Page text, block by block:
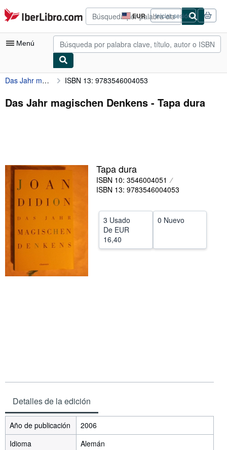
Pasar al contenido principal
IberLibro.com EUR
Preferencias
de
compra
del
Iniciar sesión
Menú
Mi cuenta
Consultar mis pedidos
Arte y coleccionismo
Vendedores
Comenzar a vender
CERRAR
Das Jahr magischen Denkens ISBN 13: 9783546004053
Das Jahr magischen Denkens - Tapa dura
Tapa dura
ISBN 10: 3546004051
ISBN 13: 9783546004053
3 Usado
De EUR
16,40
0 Nuevo
Detalles de la edición
Año de publicación
2006
Idioma
Alemán